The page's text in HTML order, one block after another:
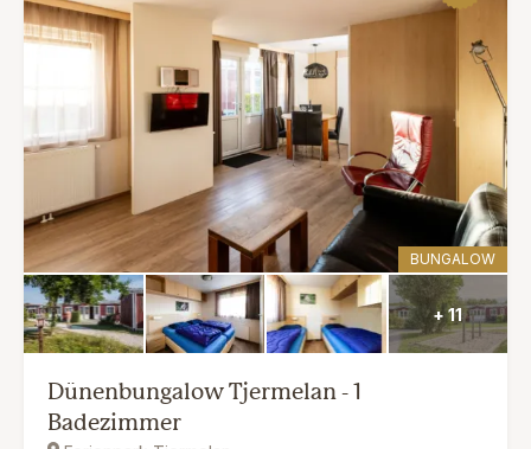
BUNGALOW
+ 11
Dünenbungalow Tjermelan - 1
Badezimmer